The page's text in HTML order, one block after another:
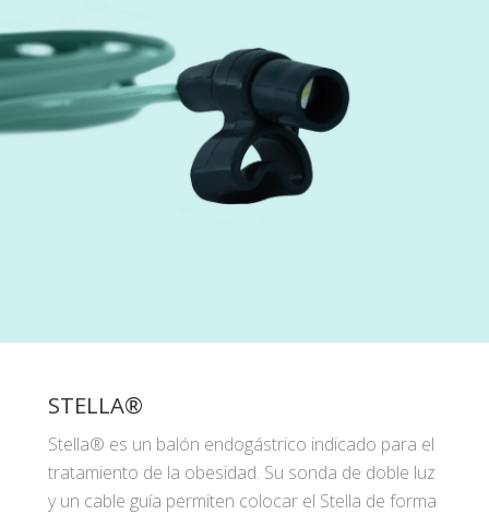
STELLA®
Stella® es un balón endogástrico indicado para el
tratamiento de la obesidad. Su sonda de doble luz
y un cable guía permiten colocar el Stella de forma